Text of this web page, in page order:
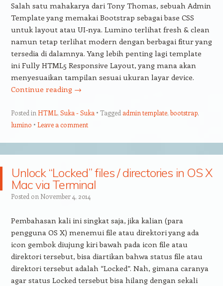
Salah satu mahakarya dari Tony Thomas, sebuah Admin
Template yang memakai Bootstrap sebagai base CSS
untuk layout atau UI-nya. Lumino terlihat fresh & clean
namun tetap terlihat modern dengan berbagai fitur yang
tersedia di dalamnya. Yang lebih penting lagi template
ini Fully HTML5 Responsive Layout, yang mana akan
menyesuaikan tampilan sesuai ukuran layar device.
Continue reading →
Posted inHTML, Suka - Suka Tagged admin template,bootstrap,
lumino
Leave a comment
Unlock “Locked” files / directories in OS X
Mac via Terminal
Posted on November 4, 2014
Pembahasan kali ini singkat saja, jika kalian (para
pengguna OS X) menemui file atau direktori yang ada
icon gembok diujung kiri bawah pada icon file atau
direktori tersebut, bisa diartikan bahwa status file atau
direktori tersebut adalah “Locked”. Nah, gimana caranya
agar status Locked tersebut bisa hilang dengan sekali